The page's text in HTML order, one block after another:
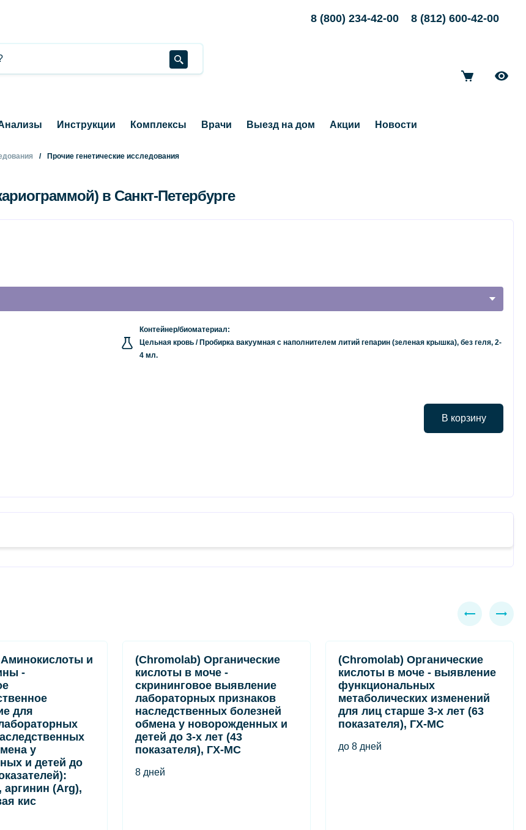
8 (800) 234-42-00 8 (812) 600-42-00
Инструкции Комплексы Врачи Выезд на дом Акции Новости
Прочие генетические исследования
в Санкт-Петербурге
Контейнер/биоматериал:
Цельная кровь / Пробирка вакуумная с наполнителем литий гепарин (зеленая крышка), без геля, 2-
4 мл.
В корзину
и
-
для
у
и детей до
аргинин (Arg),
кис
(Chromolab) Органические
кислоты в моче -
скрининговое выявление
лабораторных признаков
наследственных болезней
обмена у новорожденных и
детей до 3-х лет (43
показателя), ГХ-МС
8 дней
(Chromolab) Органические
кислоты в моче - выявление
функциональных
метаболических изменений
для лиц старше 3-х лет (63
показателя), ГХ-МС
до 8 дней